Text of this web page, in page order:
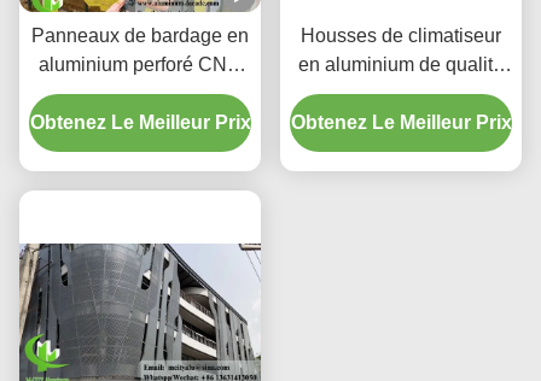
Panneaux de bardage en
aluminium perforé CNC
personnalisés avec
alliage 3003 H14/H24 et
revêtement PVDF pour
Obtenez Le Meilleur Prix
Housses de climatiseur
en aluminium de qualité
supérieure | Écrans de
protection décoratifs
Obtenez Le Meilleur Prix